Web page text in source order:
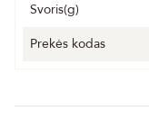
Svoris(g)
Prekės kodas